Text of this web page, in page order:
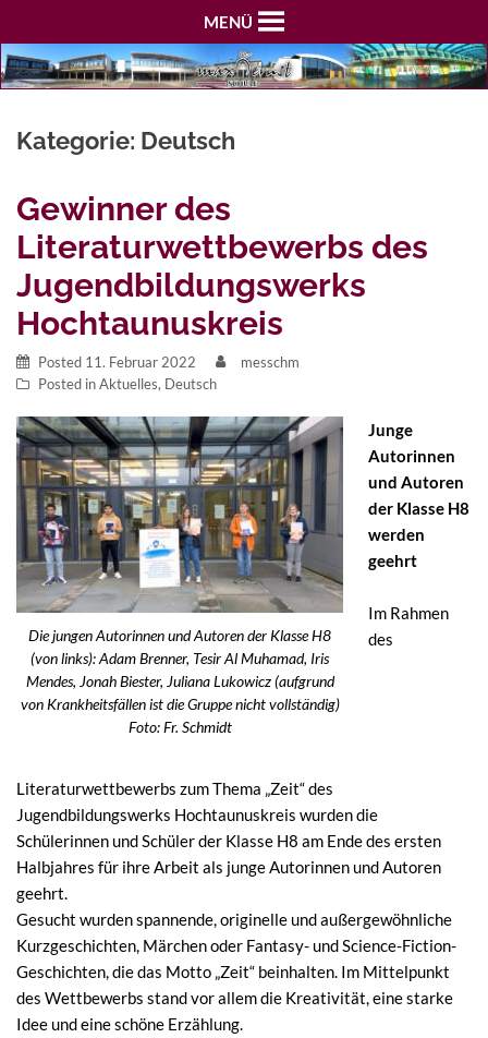
MENÜ
Kategorie: Deutsch
Gewinner des
Literaturwettbewerbs des
Jugendbildungswerks
Hochtaunuskreis
Posted 11. Februar 2022
messchm
Posted inAktuelles, Deutsch
Die jungen Autorinnen und Autoren der Klasse H8
(von links): Adam Brenner, Tesir Al Muhamad, Iris
Mendes, Jonah Biester, Juliana Lukowicz (aufgrund
von Krankheitsfällen ist die Gruppe nicht vollständig)
Foto: Fr. Schmidt
Junge
Autorinnen
und Autoren
der Klasse H8
werden
geehrt
Im Rahmen
des
Literaturwettbewerbs zum Thema „Zeit“ des
Jugendbildungswerks Hochtaunuskreis wurden die
Schülerinnen und Schüler der Klasse H8 am Ende des ersten
Halbjahres für ihre Arbeit als junge Autorinnen und Autoren
geehrt.
Gesucht wurden spannende, originelle und außergewöhnliche
Kurzgeschichten, Märchen oder Fantasy- und Science-Fiction-
Geschichten, die das Motto „Zeit“ beinhalten. Im Mittelpunkt
des Wettbewerbs stand vor allem die Kreativität, eine starke
Idee und eine schöne Erzählung.